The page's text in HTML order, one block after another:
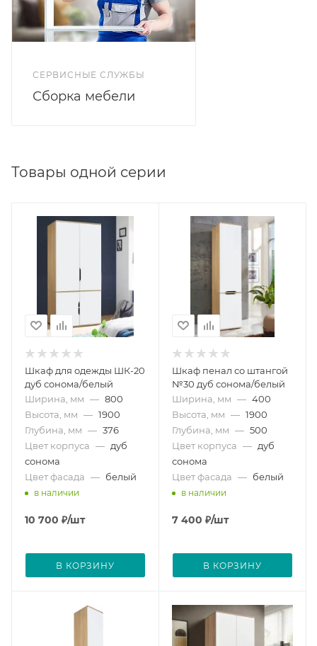
СЕРВИСНЫЕ СЛУЖБЫ
Сборка мебели
Товары одной серии
Шкаф для одежды ШК-20
дуб сонома/белый
Ширина, мм — 800
Высота, мм — 1900
Глубина, мм — 376
Цвет корпуса — дуб
сонома
Цвет фасада — белый
в наличии
10 700 ₽/шт
В КОРЗИНУ
Шкаф пенал со штангой
№30 дуб сонома/белый
Ширина, мм — 400
Высота, мм — 1900
Глубина, мм — 500
Цвет корпуса — дуб
сонома
Цвет фасада — белый
в наличии
7 400 ₽/шт
В КОРЗИНУ